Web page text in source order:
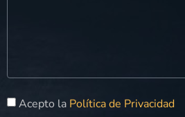
Acepto la Política de Privacidad